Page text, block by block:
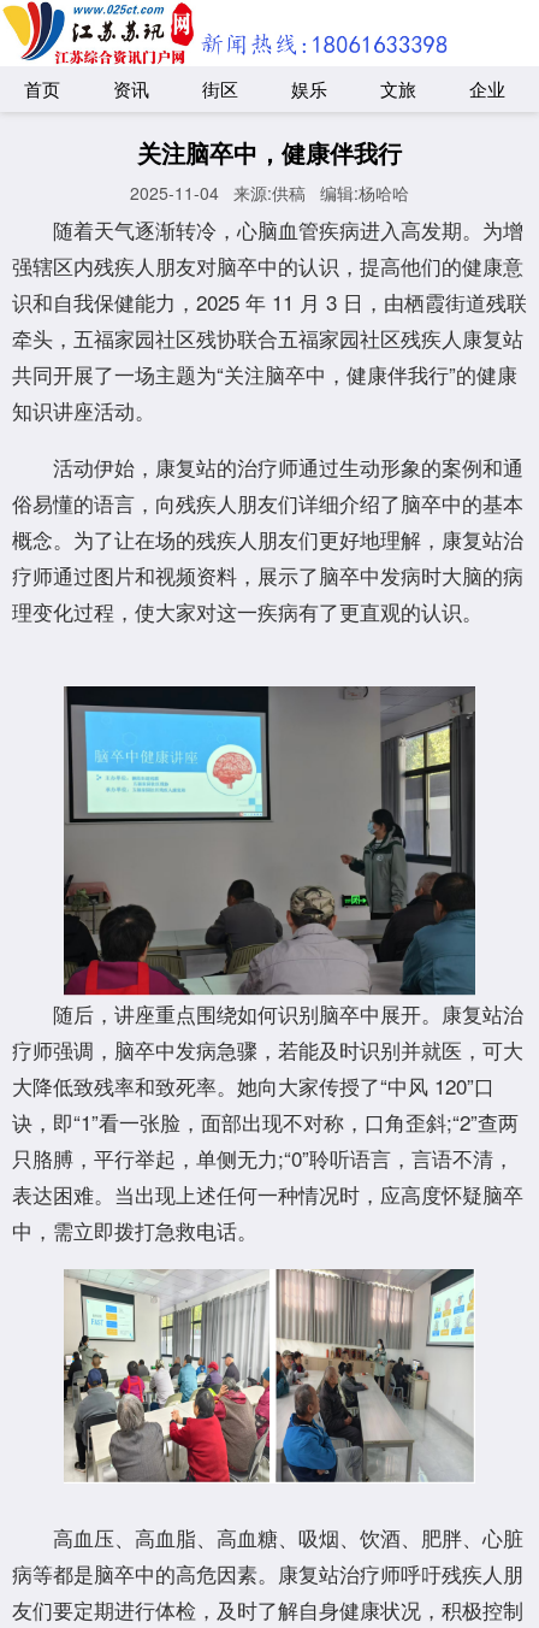
首页 资讯 街区 娱乐 文旅 企业
关注脑卒中，健康伴我行
2025-11-04 来源:供稿 编辑:杨哈哈
随着天气逐渐转冷，心脑血管疾病进入高发期。为增
强辖区内残疾人朋友对脑卒中的认识，提高他们的健康意
识和自我保健能力，2025 年 11 月 3 日，由栖霞街道残联
牵头，五福家园社区残协联合五福家园社区残疾人康复站
共同开展了一场主题为“关注脑卒中，健康伴我行”的健康
知识讲座活动。
活动伊始，康复站的治疗师通过生动形象的案例和通
俗易懂的语言，向残疾人朋友们详细介绍了脑卒中的基本
概念。为了让在场的残疾人朋友们更好地理解，康复站治
疗师通过图片和视频资料，展示了脑卒中发病时大脑的病
理变化过程，使大家对这一疾病有了更直观的认识。
随后，讲座重点围绕如何识别脑卒中展开。康复站治
疗师强调，脑卒中发病急骤，若能及时识别并就医，可大
大降低致残率和致死率。她向大家传授了“中风 120”口
诀，即“1”看一张脸，面部出现不对称，口角歪斜;“2”查两
只胳膊，平行举起，单侧无力;“0”聆听语言，言语不清，
表达困难。当出现上述任何一种情况时，应高度怀疑脑卒
中，需立即拨打急救电话。
高血压、高血脂、高血糖、吸烟、饮酒、肥胖、心脏
病等都是脑卒中的高危因素。康复站治疗师呼吁残疾人朋
友们要定期进行体检，及时了解自身健康状况，积极控制